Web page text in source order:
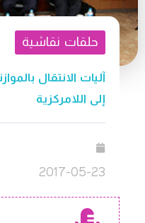
حلقات نقاشية
آليات الانتقال
إلى اللامركزية
2017-05-23